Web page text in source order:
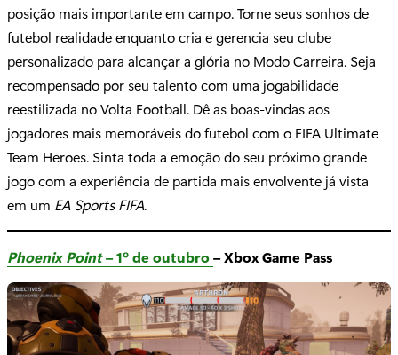
posição mais importante em campo. Torne seus sonhos de
futebol realidade enquanto cria e gerencia seu clube
personalizado para alcançar a glória no Modo Carreira. Seja
recompensado por seu talento com uma jogabilidade
reestilizada no Volta Football. Dê as boas-vindas aos
jogadores mais memoráveis do futebol com o FIFA Ultimate
Team Heroes. Sinta toda a emoção do seu próximo grande
jogo com a experiência de partida mais envolvente já vista
em um EA Sports FIFA.
Phoenix Point– 1º de outubro– Xbox Game Pass